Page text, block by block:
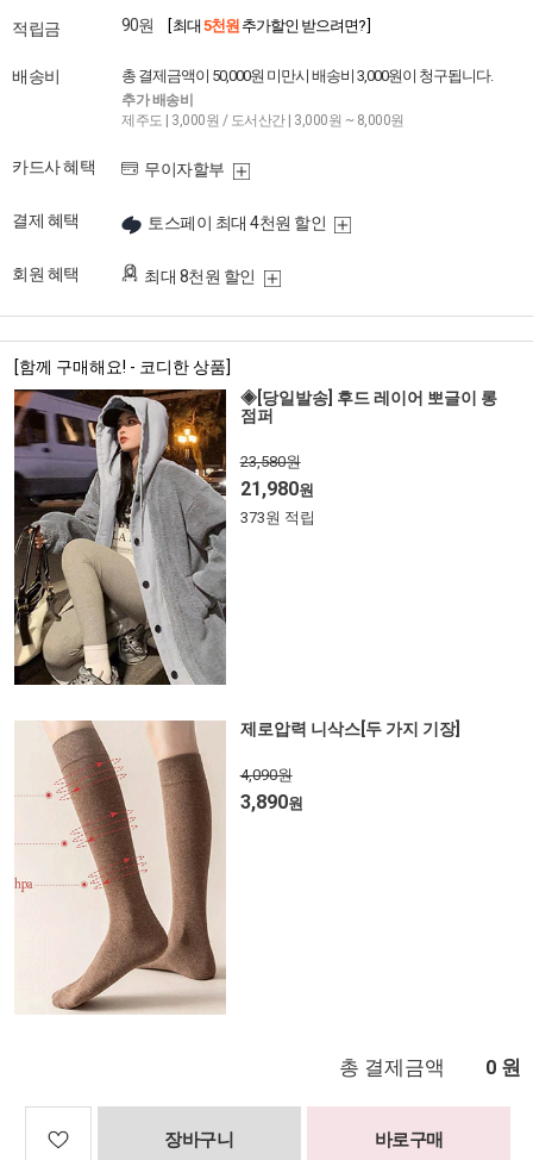
적립금 90원 [ 최대 5천원 추가할인 받으려면? ]
배송비 총 결제금액이 50,000원 미만시 배송비 3,000원이 청구됩니다.
추가 배송비
제주도 | 3,000원 / 도서산간 | 3,000원 ~ 8,000원
카드사 혜택 무이자할부
결제 혜택 토스페이 최대 4천원 할인
회원 혜택 최대 8천원 할인
[함께 구매해요! - 코디한 상품]
◈[당일발송] 후드 레이어 뽀글이 롱
점퍼
23,580원
21,980원
373원 적립
제로압력 니삭스[두 가지 기장]
4,090원
3,890원
총 결제금액 0 원
장바구니 바로구매